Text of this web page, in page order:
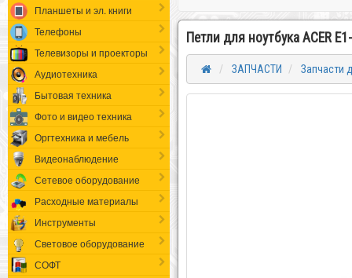
Планшеты и эл. книги
Телефоны
Телевизоры и проекторы
Аудиотехника
Бытовая техника
Фото и видео техника
Оргтехника и мебель
Видеонаблюдение
Сетевое оборудование
Расходные материалы
Инструменты
Световое оборудование
СОФТ
Петли для ноутбука ACER
ЗАПЧАСТИ Запчасти